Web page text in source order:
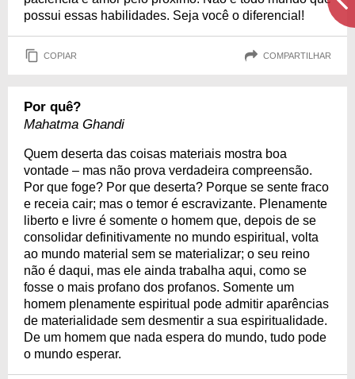
possui essas habilidades. Seja você o diferencial!
COPIAR COMPARTILHAR
Por quê?
Mahatma Ghandi
Quem deserta das coisas materiais mostra boa
vontade – mas não prova verdadeira compreensão.
Por que foge? Por que deserta? Porque se sente fraco
e receia cair; mas o temor é escravizante. Plenamente
liberto e livre é somente o homem que, depois de se
consolidar definitivamente no mundo espiritual, volta
ao mundo material sem se materializar; o seu reino
não é daqui, mas ele ainda trabalha aqui, como se
fosse o mais profano dos profanos. Somente um
homem plenamente espiritual pode admitir aparências
de materialidade sem desmentir a sua espiritualidade.
De um homem que nada espera do mundo, tudo pode
o mundo esperar.